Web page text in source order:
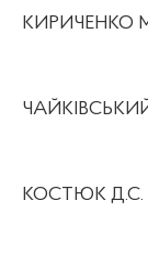
КИРИЧЕНКО
КОСТЮК Д.С.